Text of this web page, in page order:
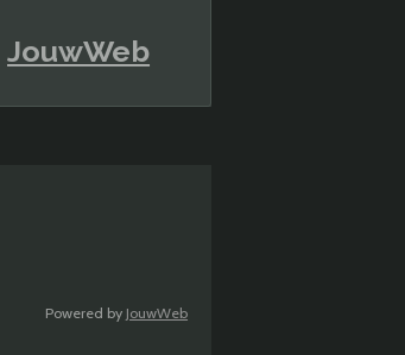
JouwWeb
Powered by JouwWeb